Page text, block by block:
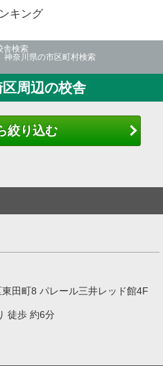
キング
舎検索
神奈川県の市区町村検索
周辺の校舎
絞り込む
田町8 パレール三井レッド館4F
徒歩 約6分